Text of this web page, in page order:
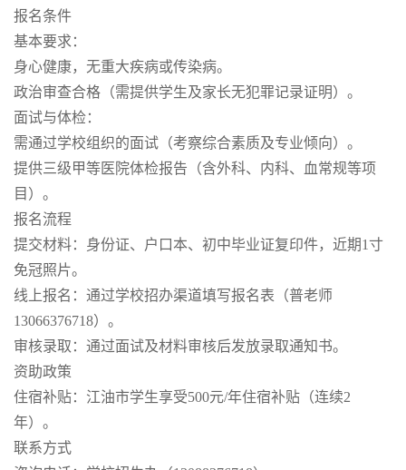
报名条件
基本要求：
身心健康，无重大疾病或传染病。
政治审查合格（需提供学生及家长无犯罪记录证明）。
面试与体检：
需通过学校组织的面试（考察综合素质及专业倾向）。
提供三级甲等医院体检报告（含外科、内科、血常规等项
目）。
报名流程
提交材料：身份证、户口本、初中毕业证复印件，近期1寸
免冠照片。
线上报名：通过学校招办渠道填写报名表（普老师
13066376718）。
审核录取：通过面试及材料审核后发放录取通知书。
资助政策
住宿补贴：江油市学生享受500元/年住宿补贴（连续2
年）。
联系方式